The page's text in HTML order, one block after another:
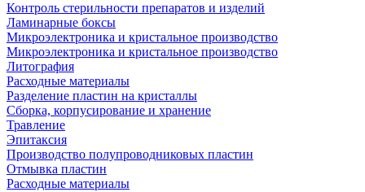
Контроль стерильности препаратов и изделий
Ламинарные боксы
Микроэлектроника и кристальное производство
Микроэлектроника и кристальное производство
Литография
Расходные материалы
Разделение пластин на кристаллы
Сборка, корпусирование и хранение
Травление
Эпитаксия
Производство полупроводниковых пластин
Отмывка пластин
Расходные материалы